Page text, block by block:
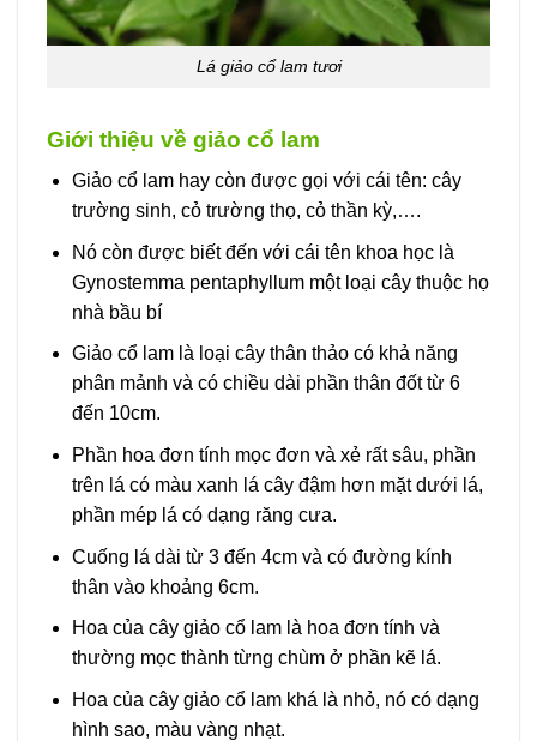
Lá giảo cổ lam tươi
Giới thiệu về giảo cổ lam
Giảo cổ lam hay còn được gọi với cái tên: cây
trường sinh, cỏ trường thọ, cỏ thần kỳ,….
Nó còn được biết đến với cái tên khoa học là
Gynostemma pentaphyllum một loại cây thuộc họ
nhà bầu bí
Giảo cổ lam là loại cây thân thảo có khả năng
phân mảnh và có chiều dài phần thân đốt từ 6
đến 10cm.
Phần hoa đơn tính mọc đơn và xẻ rất sâu, phần
trên lá có màu xanh lá cây đậm hơn mặt dưới lá,
phần mép lá có dạng răng cưa.
Cuống lá dài từ 3 đến 4cm và có đường kính
thân vào khoảng 6cm.
Hoa của cây giảo cổ lam là hoa đơn tính và
thường mọc thành từng chùm ở phần kẽ lá.
Hoa của cây giảo cổ lam khá là nhỏ, nó có dạng
hình sao, màu vàng nhạt.